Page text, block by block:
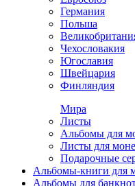
Германия
Польша
Чехословакия
Югославия
Швейцария
Финляндия
Мира
Листы
Альбомы для
Листы для
Подарочные
Альбомы-книги для
Альбомы для